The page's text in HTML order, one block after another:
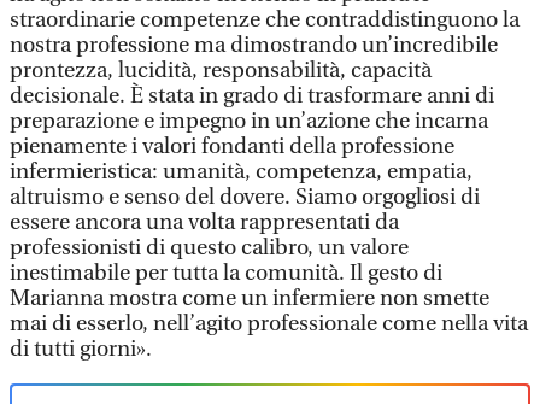
straordinarie competenze che contraddistinguono la
nostra professione ma dimostrando un’incredibile
prontezza, lucidità, responsabilità, capacità
decisionale. È stata in grado di trasformare anni di
preparazione e impegno in un’azione che incarna
pienamente i valori fondanti della professione
infermieristica: umanità, competenza, empatia,
altruismo e senso del dovere. Siamo orgogliosi di
essere ancora una volta rappresentati da
professionisti di questo calibro, un valore
inestimabile per tutta la comunità. Il gesto di
Marianna mostra come un infermiere non smette
mai di esserlo, nell’agito professionale come nella vita
di tutti giorni».